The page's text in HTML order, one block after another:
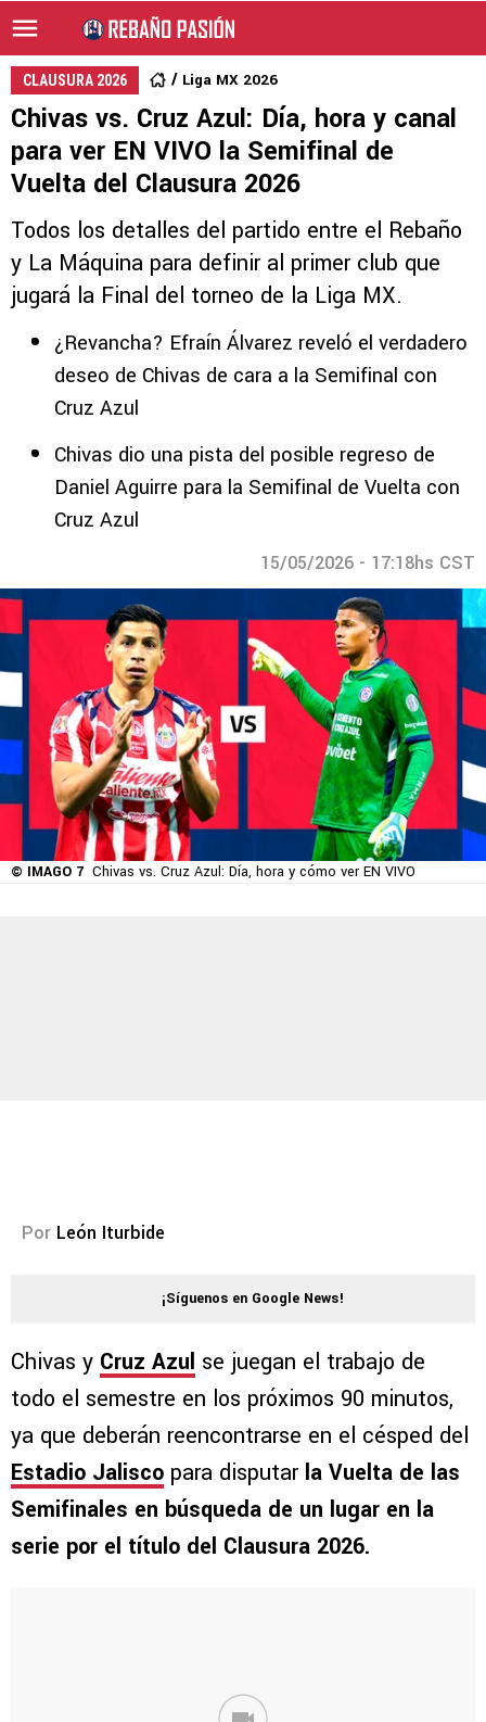
CLAUSURA 2026 Liga MX 2026
Chivas vs. Cruz Azul: Día, hora y canal
para ver EN VIVO la Semifinal de
Vuelta del Clausura 2026
Todos los detalles del partido entre el Rebaño
y La Máquina para definir al primer club que
jugará la Final del torneo de la Liga MX.
¿Revancha? Efraín Álvarez reveló el verdadero
deseo de Chivas de cara a la Semifinal con
Cruz Azul
Chivas dio una pista del posible regreso de
Daniel Aguirre para la Semifinal de Vuelta con
Cruz Azul
15/05/2026 - 17:18hs CST
© IMAGO 7 Chivas vs. Cruz Azul: Día, hora y cómo ver EN VIVO
Por León Iturbide
¡Síguenos en Google News!
Chivas y Cruz Azul se juegan el trabajo de
todo el semestre en los próximos 90 minutos,
ya que deberán reencontrarse en el césped del
Estadio Jalisco para disputar la Vuelta de las
Semifinales en búsqueda de un lugar en la
serie por el título del Clausura 2026.